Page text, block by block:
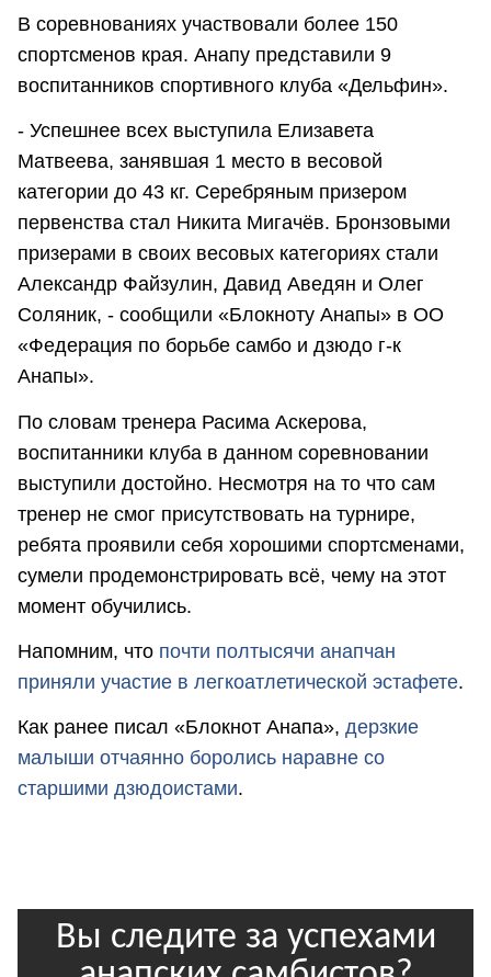
В соревнованиях участвовали более 150
спортсменов края. Анапу представили 9
воспитанников спортивного клуба «Дельфин».
- Успешнее всех выступила Елизавета
Матвеева, занявшая 1 место в весовой
категории до 43 кг. Серебряным призером
первенства стал Никита Мигачёв. Бронзовыми
призерами в своих весовых категориях стали
Александр Файзулин, Давид Аведян и Олег
Соляник, - сообщили «Блокноту Анапы» в ОО
«Федерация по борьбе самбо и дзюдо г-к
Анапы».
По словам тренера Расима Аскерова,
воспитанники клуба в данном соревновании
выступили достойно. Несмотря на то что сам
тренер не смог присутствовать на турнире,
ребята проявили себя хорошими спортсменами,
сумели продемонстрировать всё, чему на этот
момент обучились.
Напомним, что почти полтысячи анапчан
приняли участие в легкоатлетической эстафете.
Как ранее писал «Блокнот Анапа», дерзкие
малыши отчаянно боролись наравне со
старшими дзюдоистами.